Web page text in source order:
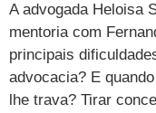
A advogada Heloisa
mentoria com
principais
advocacia? E
lhe trava? Tirar